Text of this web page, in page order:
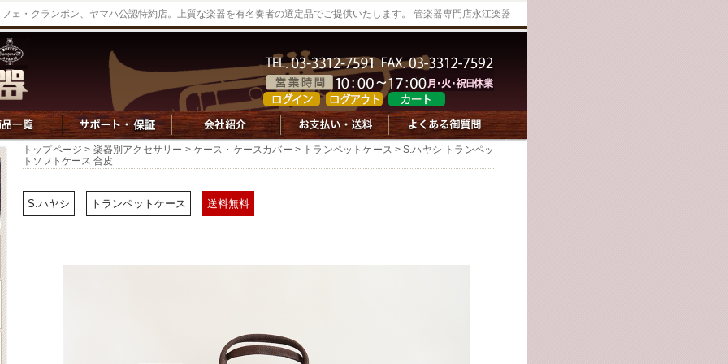
ェ・クランポン、ヤマハ公認特約店。上質な楽器を有名奏者の選定品でご提供いたします。 管楽器専門店永江楽器
トップページ > 楽器別アクセサリー > ケース・ケースカバー > トランペットケース > S.ハヤシ トランペッ
トソフトケース 合皮
S.ハヤシ トランペットケース 送料無料